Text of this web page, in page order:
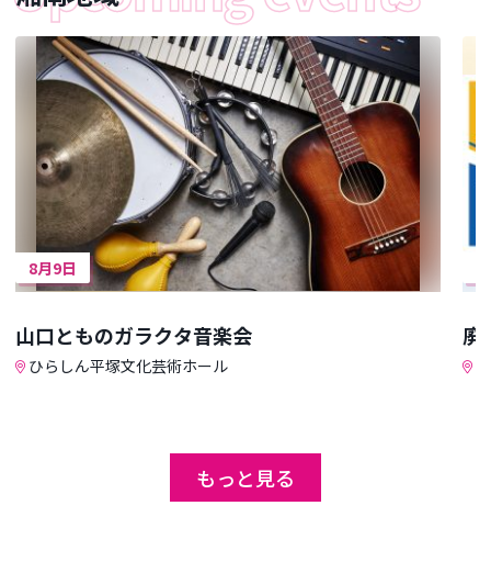
8月9日
山口とものガラクタ音楽会
ひらしん平塚文化芸術ホール
廃
もっと見る